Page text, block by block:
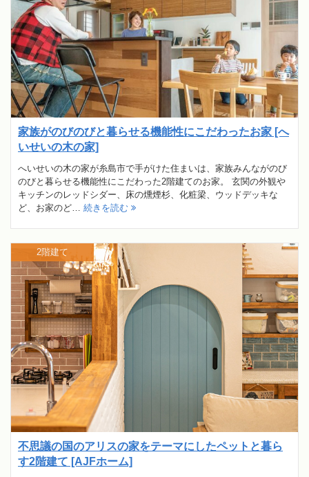
家族がのびのびと暮らせる機能性にこだわったお家 [へ
いせいの木の家]
へいせいの木の家が糸島市で手がけた住まいは、家族みんながのび
のびと暮らせる機能性にこだわった2階建てのお家。 玄関の外観や
キッチンのレッドシダー、床の燻煙杉、化粧梁、ウッドデッキな
ど、お家のど… 続きを読む
不思議の国のアリスの家をテーマにしたペットと暮ら
す2階建て [AJFホーム]
2階建て